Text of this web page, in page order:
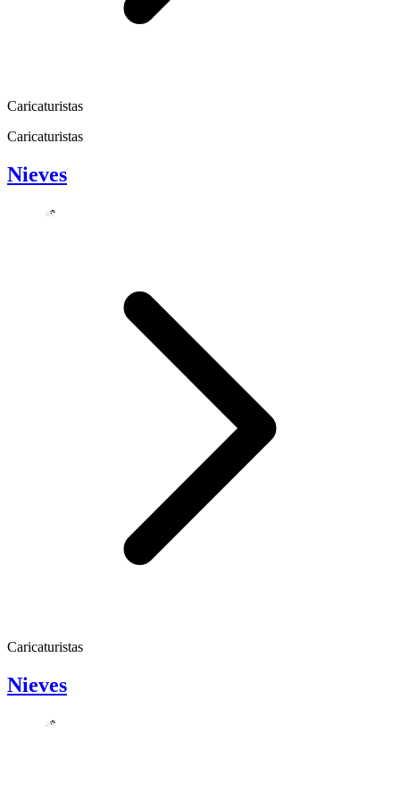
Caricaturistas
Caricaturistas
Nieves
Caricaturistas
Nieves